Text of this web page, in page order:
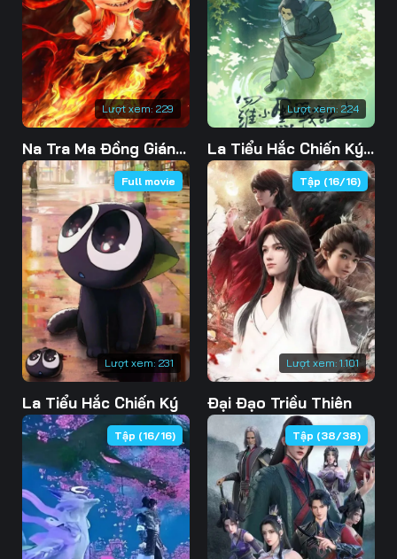
Lượt xem: 229
Na Tra Ma Đồng Giáng Thế
Lượt xem: 224
La Tiểu Hắc Chiến Ký 2
Lượt xem: 231
Full movie
La Tiểu Hắc Chiến Ký
Lượt xem: 1.101
Tập (16/16)
Đại Đạo Triều Thiên
Tập (16/16) Tập (38/38)